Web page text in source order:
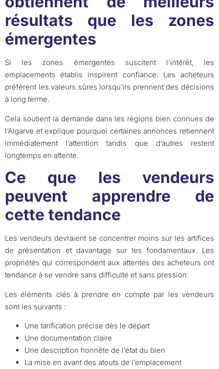
résultats que les zones
émergentes
Si les zones émergentes suscitent l’intérêt, les
emplacements établis inspirent confiance. Les acheteurs
préfèrent les valeurs sûres lorsqu’ils prennent des décisions
à long terme.
Cela soutient la demande dans les régions bien connues de
l’Algarve et explique pourquoi certaines annonces retiennent
immédiatement l’attention tandis que d’autres restent
longtemps en attente.
Ce que les vendeurs
peuvent apprendre de
cette tendance
Les vendeurs devraient se concentrer moins sur les artifices
de présentation et davantage sur les fondamentaux. Les
propriétés qui correspondent aux attentes des acheteurs ont
tendance à se vendre sans difficulté et sans pression.
Les éléments clés à prendre en compte par les vendeurs
sont les suivants :
Une tarification précise dès le départ
Une documentation claire
Une description honnête de l’état du bien
La mise en avant des atouts de l’emplacement